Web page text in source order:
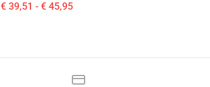
€ 39,51 - € 45,95